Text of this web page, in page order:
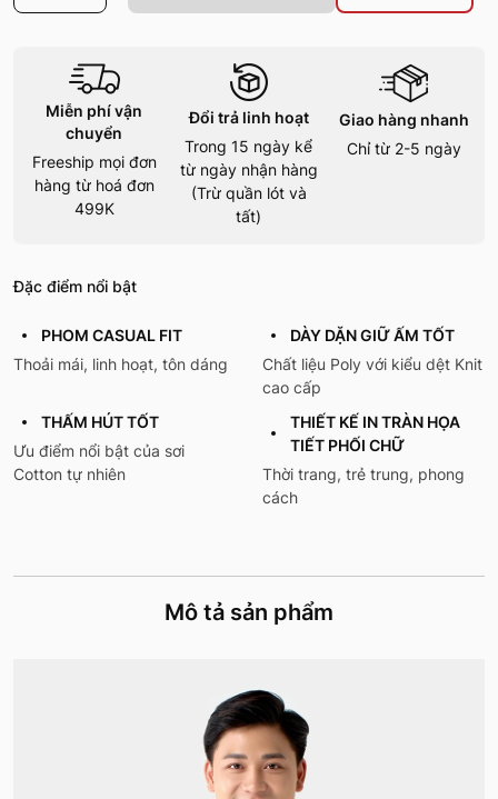
Miễn phí vận
chuyển
Freeship mọi đơn
hàng từ hoá đơn
499K
Đổi trả linh hoạt
Trong 15 ngày kể
từ ngày nhận hàng
(Trừ quần lót và
tất)
Giao hàng nhanh
Chỉ từ 2-5 ngày
Đặc điểm nổi bật
PHOM CASUAL FIT
Thoải mái, linh hoạt, tôn dáng
DÀY DẶN GIỮ ẤM TỐT
Chất liệu Poly với kiểu dệt Knit
cao cấp
THẤM HÚT TỐT
Ưu điểm nổi bật của sơi
Cotton tự nhiên
THIẾT KẾ IN TRÀN HỌA
TIẾT PHỐI CHỮ
Thời trang, trẻ trung, phong
cách
Mô tả sản phẩm